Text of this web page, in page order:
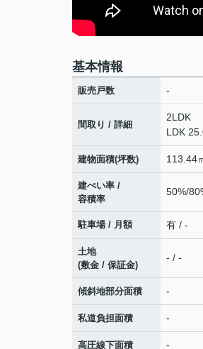
基本情報
販売戸数 -
間取り / 詳細
2LDK
LDK
建物面積(坪数) 113.44
建ぺい率 /
容積率
50%/
駐車場 / 月額 有 / -
土地
(敷金 / 保証金)
- / -
傾斜地部分面積 -
私道負担面積 -
高圧線下面積 -